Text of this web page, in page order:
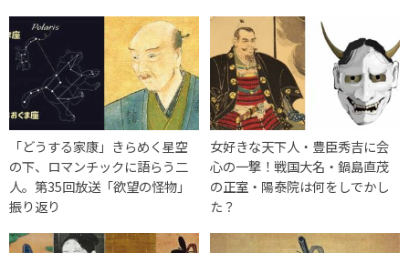
「どうする家康」きらめく星空
の下、ロマンチックに語らう二
人。第35回放送「欲望の怪物」
振り返り
女好きな天下人・豊臣秀吉に会
心の一撃！戦国大名・鍋島直茂
の正室・陽泰院は何をしでかし
た？